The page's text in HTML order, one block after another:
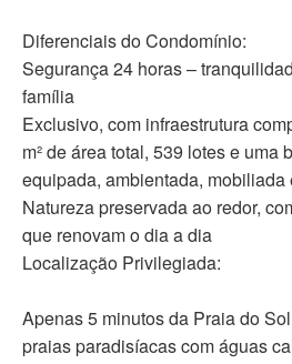
Diferenciais do Condomínio:
Segurança 24 horas –
família
Exclusivo, com infraestrutura
m² de área total, 539 lotes e uma
equipada, ambientada, mobiliada
Natureza preservada ao redor,
que renovam o dia a dia
Localização Privilegiada:
Apenas 5 minutos da Praia do
praias paradisíacas com águas